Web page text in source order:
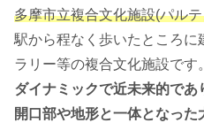
多摩市立複合文化施設(パル
駅から程なく歩いたところに
ラリー等の複合文化施設です。
ダイナミックで近未来的で
開口部や地形と一体となっ